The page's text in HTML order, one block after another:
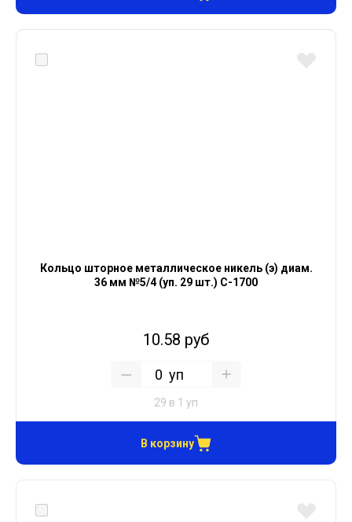
Кольцо шторное металлическое никель (э) диам.
36 мм №5/4 (уп. 29 шт.) С-1700
10.58 руб
уп
29 в 1 уп
В корзину